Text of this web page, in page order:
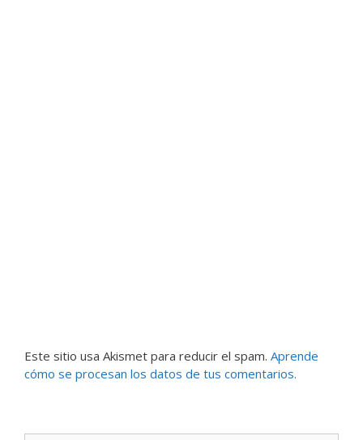
Este sitio usa Akismet para reducir el spam. Aprende
cómo se procesan los datos de tus comentarios.